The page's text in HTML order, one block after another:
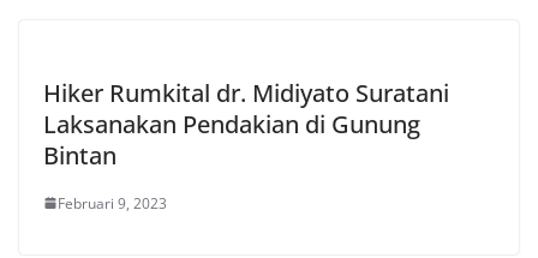
Hiker Rumkital dr. Midiyato Suratani
Laksanakan Pendakian di Gunung
Bintan
Februari 9, 2023